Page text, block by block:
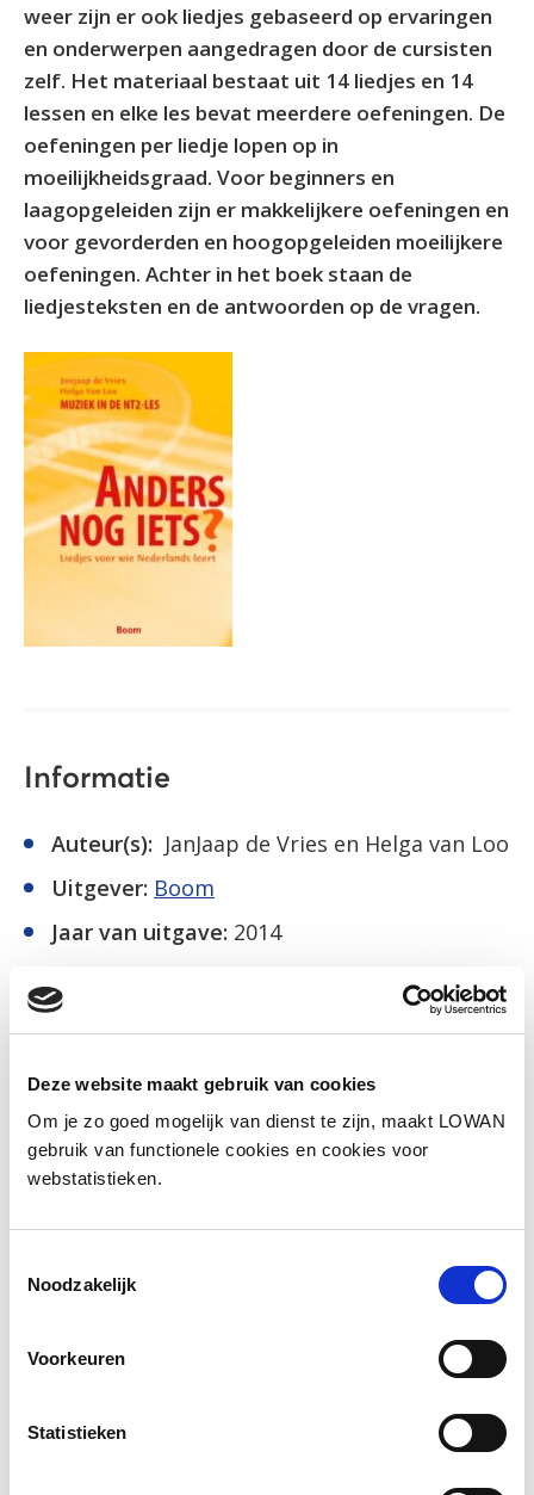
Deze website maakt gebruik van cookies
Om je zo goed mogelijk van dienst te zijn, maakt LOWAN
gebruik van functionele cookies en cookies voor
webstatistieken.
Noodzakelijk
Voorkeuren
Statistieken
weer zijn er ook liedjes gebaseerd op ervaringen
en onderwerpen aangedragen door de cursisten
zelf. Het materiaal bestaat uit 14 liedjes en 14
lessen en elke les bevat meerdere oefeningen. De
oefeningen per liedje lopen op in
moeilijkheidsgraad. Voor beginners en
laagopgeleiden zijn er makkelijkere oefeningen en
voor gevorderden en hoogopgeleiden moeilijkere
oefeningen. Achter in het boek staan de
liedjesteksten en de antwoorden op de vragen.
Informatie
Auteur(s): JanJaap de Vries en Helga van Loo
Uitgever: Boom
Jaar van uitgave: 2014
Naar lesmateriaal
Deel deze pagina
Facebook